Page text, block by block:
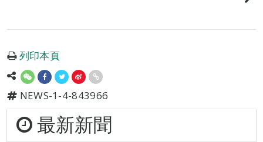
列印本頁
NEWS-1-4-843966
最新新聞